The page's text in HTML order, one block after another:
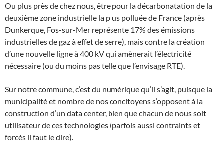
Ou plus près de chez nous, être pour la décarbonatation de la
deuxième zone industrielle la plus polluée de France (après
Dunkerque, Fos-sur-Mer représente 17% des émissions
industrielles de gaz à effet de serre), mais contre la création
d’une nouvelle ligne à 400 kV qui amènerait l’électricité
nécessaire (ou du moins pas telle que l’envisage RTE).
Sur notre commune, c’est du numérique qu’il s’agit, puisque la
municipalité et nombre de nos concitoyens s’opposent à la
construction d’un data center, bien que chacun de nous soit
utilisateur de ces technologies (parfois aussi contraints et
forcés il faut le dire).